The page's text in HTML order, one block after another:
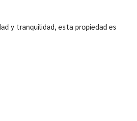
y tranquilidad, esta propiedad es